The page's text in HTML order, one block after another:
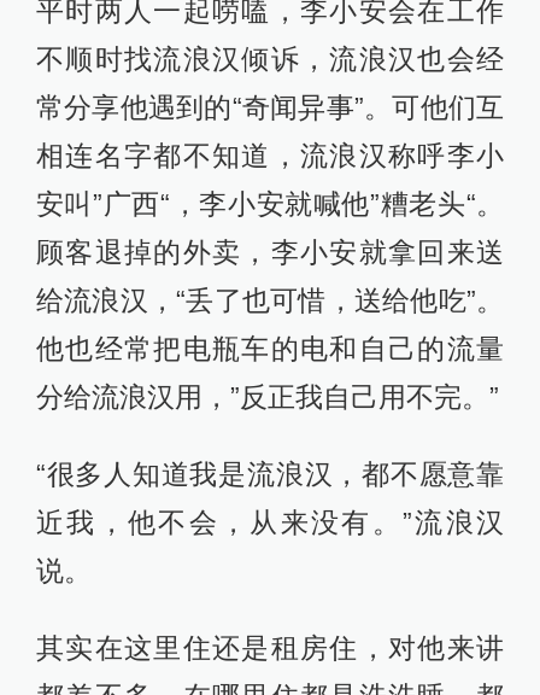
平时两人一起唠嗑，李小安会在工作
不顺时找流浪汉倾诉，流浪汉也会经
常分享他遇到的“奇闻异事”。可他们互
相连名字都不知道，流浪汉称呼李小
安叫”广西“，李小安就喊他”糟老头“。
顾客退掉的外卖，李小安就拿回来送
给流浪汉，“丢了也可惜，送给他吃”。
他也经常把电瓶车的电和自己的流量
分给流浪汉用，”反正我自己用不完。”
“很多人知道我是流浪汉，都不愿意靠
近我，他不会，从来没有。”流浪汉
说。
其实在这里住还是租房住，对他来讲